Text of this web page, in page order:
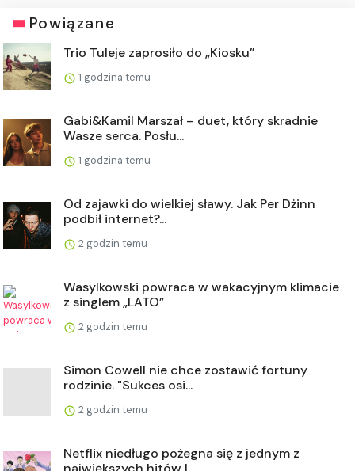
Powiązane
Trio Tuleje zaprosiło do „Kiosku”
1 godzina temu
Gabi&Kamil Marszał – duet, który skradnie
Wasze serca. Posłu...
1 godzina temu
Od zajawki do wielkiej sławy. Jak Per Dżinn
podbił internet?...
2 godzin temu
Wasylkowski powraca w wakacyjnym klimacie
z singlem „LATO”
2 godzin temu
Simon Cowell nie chce zostawić fortuny
rodzinie. "Sukces osi...
2 godzin temu
Netflix niedługo pożegna się z jednym z